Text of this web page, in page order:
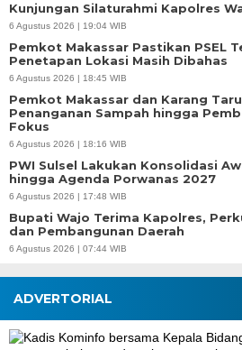
Kunjungan Silaturahmi Kapolres
6 Agustus 2026 | 19:04 WIB
Pemkot Makassar Pastikan PSEL
Penetapan Lokasi Masih Dibahas
6 Agustus 2026 | 18:45 WIB
Pemkot Makassar dan Karang
Penanganan Sampah hingga
Fokus
6 Agustus 2026 | 18:16 WIB
PWI Sulsel Lakukan Konsolidasi
hingga Agenda Porwanas 2027
6 Agustus 2026 | 17:48 WIB
Bupati Wajo Terima Kapolres,
dan Pembangunan Daerah
6 Agustus 2026 | 07:44 WIB
ADVERTORIAL